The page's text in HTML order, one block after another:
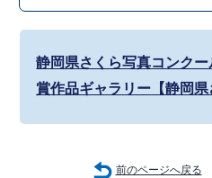
静岡県さくら写真コンク
賞作品ギャラリー【静岡県
前のページへ戻る